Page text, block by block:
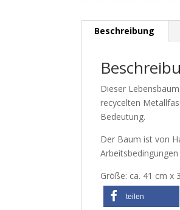
Beschreibung
Dieser
recycelten
Bedeutung.
Der Baum ist von
Größe: ca. 41 cm x
teilen